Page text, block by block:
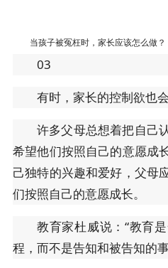
当孩子被冤枉时，家长应该怎么做？
03
有时，家长的控制欲也
许多父母总想着把自己
希望他们按照自己的意愿成
己独特的兴趣和爱好，父母
们按照自己的意愿成长。
教育家杜威说：“教育
程，而不是告知和被告知的